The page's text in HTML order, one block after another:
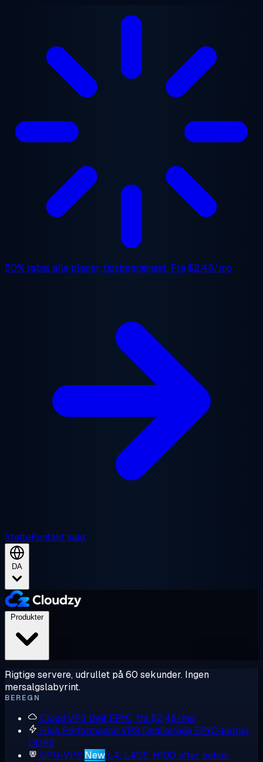
50% rabatalle planer, tidsbegrænset. Fra$2.48/mo
StøtteKontakt salg
DA
Produkter
Rigtige servere, udrullet på 60 sekunder. Ingen
mersalgslabyrint.
BEREGN
Cloud VPS Delt EPYC, fra $2,48/md
High Performance VPS Dedikerede EPYC-kerner,
DDR5
GPU-VPS New L4, L40S, H100 efter behov